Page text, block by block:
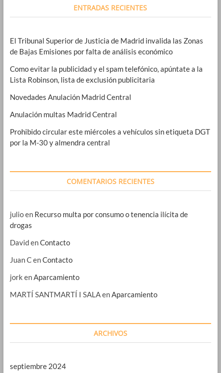
ENTRADAS RECIENTES
El Tribunal Superior de Justicia de Madrid invalida las Zonas
de Bajas Emisiones por falta de análisis económico
Como evitar la publicidad y el spam telefónico, apúntate a la
Lista Robinson, lista de exclusión publicitaria
Novedades Anulación Madrid Central
Anulación multas Madrid Central
Prohibido circular este miércoles a vehículos sin etiqueta DGT
por la M-30 y almendra central
COMENTARIOS RECIENTES
julioen Recurso multa por consumo o tenencia ilícita de
drogas
DavidenContacto
Juan CenContacto
jork en Aparcamiento
MARTÍ SANTMARTÍ I SALAen Aparcamiento
ARCHIVOS
septiembre 2024